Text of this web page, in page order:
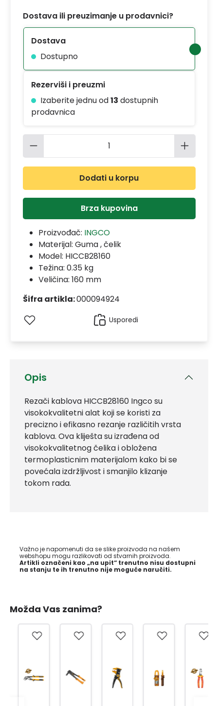
Opis
Rezači kablova HICCB28160 Ingco su
visokokvalitetni alat koji se koristi za
precizno i efikasno rezanje različitih vrsta
kablova. Ova kliješta su izrađena od
visokokvalitetnog čelika i obložena
termoplasticnim materijalom kako bi se
povećala izdržljivost i smanjilo klizanje
tokom rada.
Važno je napomenuti da se slike proizvoda na našem
webshopu mogu razlikovati od stvarnih proizvoda.
Artikli označeni kao „na upit“ trenutno nisu dostupni
na stanju te ih trenutno nije moguće naručiti.
Dostava ili preuzimanje u prodavnici?
Dostava
Dostupno
Rezerviši i preuzmi
Izaberite jednu od13 dostupnih
prodavnica
Količina proizvoda: Unesite
Dodati u korpu
Brza kupovina
Proizvođač: INGCO
Materijal: Guma , čelik
Model: HICCB28160
Težina: 0.35 kg
Veličina: 160 mm
Šifra artikla:000094924
Usporedi
Možda Vas zanima?